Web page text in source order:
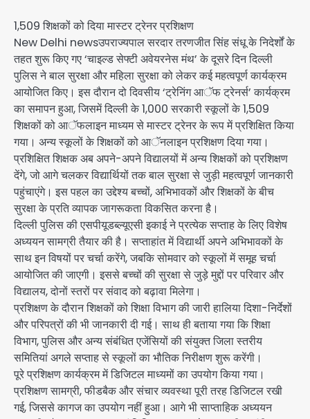
1,509 शिक्षकों को दिया मास्टर ट्रेनर प्रशिक्षण
New Delhi newsउपराज्यपाल सरदार तरणजीत सिंह संधू के निदेर्शों के
तहत शुरू किए गए ‘चाइल्ड सेफ्टी अवेयरनेस मंथ’ के दूसरे दिन दिल्ली
पुलिस ने बाल सुरक्षा और महिला सुरक्षा को लेकर कई महत्वपूर्ण कार्यक्रम
आयोजित किए। इस दौरान दो दिवसीय ‘ट्रेनिंग आॅफ ट्रेनर्स’ कार्यक्रम
का समापन हुआ, जिसमें दिल्ली के 1,000 सरकारी स्कूलों के 1,509
शिक्षकों को आॅफलाइन माध्यम से मास्टर ट्रेनर के रूप में प्रशिक्षित किया
गया। अन्य स्कूलों के शिक्षकों को आॅनलाइन प्रशिक्षण दिया गया।
प्रशिक्षित शिक्षक अब अपने-अपने विद्यालयों में अन्य शिक्षकों को प्रशिक्षण
देंगे, जो आगे चलकर विद्यार्थियों तक बाल सुरक्षा से जुड़ी महत्वपूर्ण जानकारी
पहुंचाएंगे। इस पहल का उद्देश्य बच्चों, अभिभावकों और शिक्षकों के बीच
सुरक्षा के प्रति व्यापक जागरूकता विकसित करना है।
दिल्ली पुलिस की एसपीयूडब्ल्यूएसी इकाई ने प्रत्येक सप्ताह के लिए विशेष
अध्ययन सामग्री तैयार की है। सप्ताहांत में विद्यार्थी अपने अभिभावकों के
साथ इन विषयों पर चर्चा करेंगे, जबकि सोमवार को स्कूलों में समूह चर्चा
आयोजित की जाएगी। इससे बच्चों की सुरक्षा से जुड़े मुद्दों पर परिवार और
विद्यालय, दोनों स्तरों पर संवाद को बढ़ावा मिलेगा।
प्रशिक्षण के दौरान शिक्षकों को शिक्षा विभाग की जारी हालिया दिशा-निर्देशों
और परिपत्रों की भी जानकारी दी गई। साथ ही बताया गया कि शिक्षा
विभाग, पुलिस और अन्य संबंधित एजेंसियों की संयुक्त जिला स्तरीय
समितियां अगले सप्ताह से स्कूलों का भौतिक निरीक्षण शुरू करेंगी।
पूरे प्रशिक्षण कार्यक्रम में डिजिटल माध्यमों का उपयोग किया गया।
प्रशिक्षण सामग्री, फीडबैक और संचार व्यवस्था पूरी तरह डिजिटल रखी
गई, जिससे कागज का उपयोग नहीं हुआ। आगे भी साप्ताहिक अध्ययन